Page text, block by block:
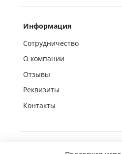
Информация
Сотрудничество
О компании
Отзывы
Реквизиты
Контакты